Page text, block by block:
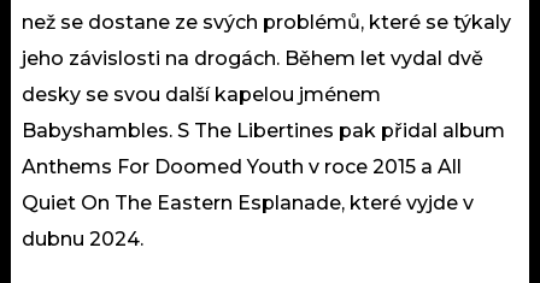
než se dostane ze svých problémů, které se týkaly
jeho závislosti na drogách. Během let vydal dvě
desky se svou další kapelou jménem
Babyshambles. S The Libertines pak přidal album
Anthems For Doomed Youth v roce 2015 a All
Quiet On The Eastern Esplanade, které vyjde v
dubnu 2024.